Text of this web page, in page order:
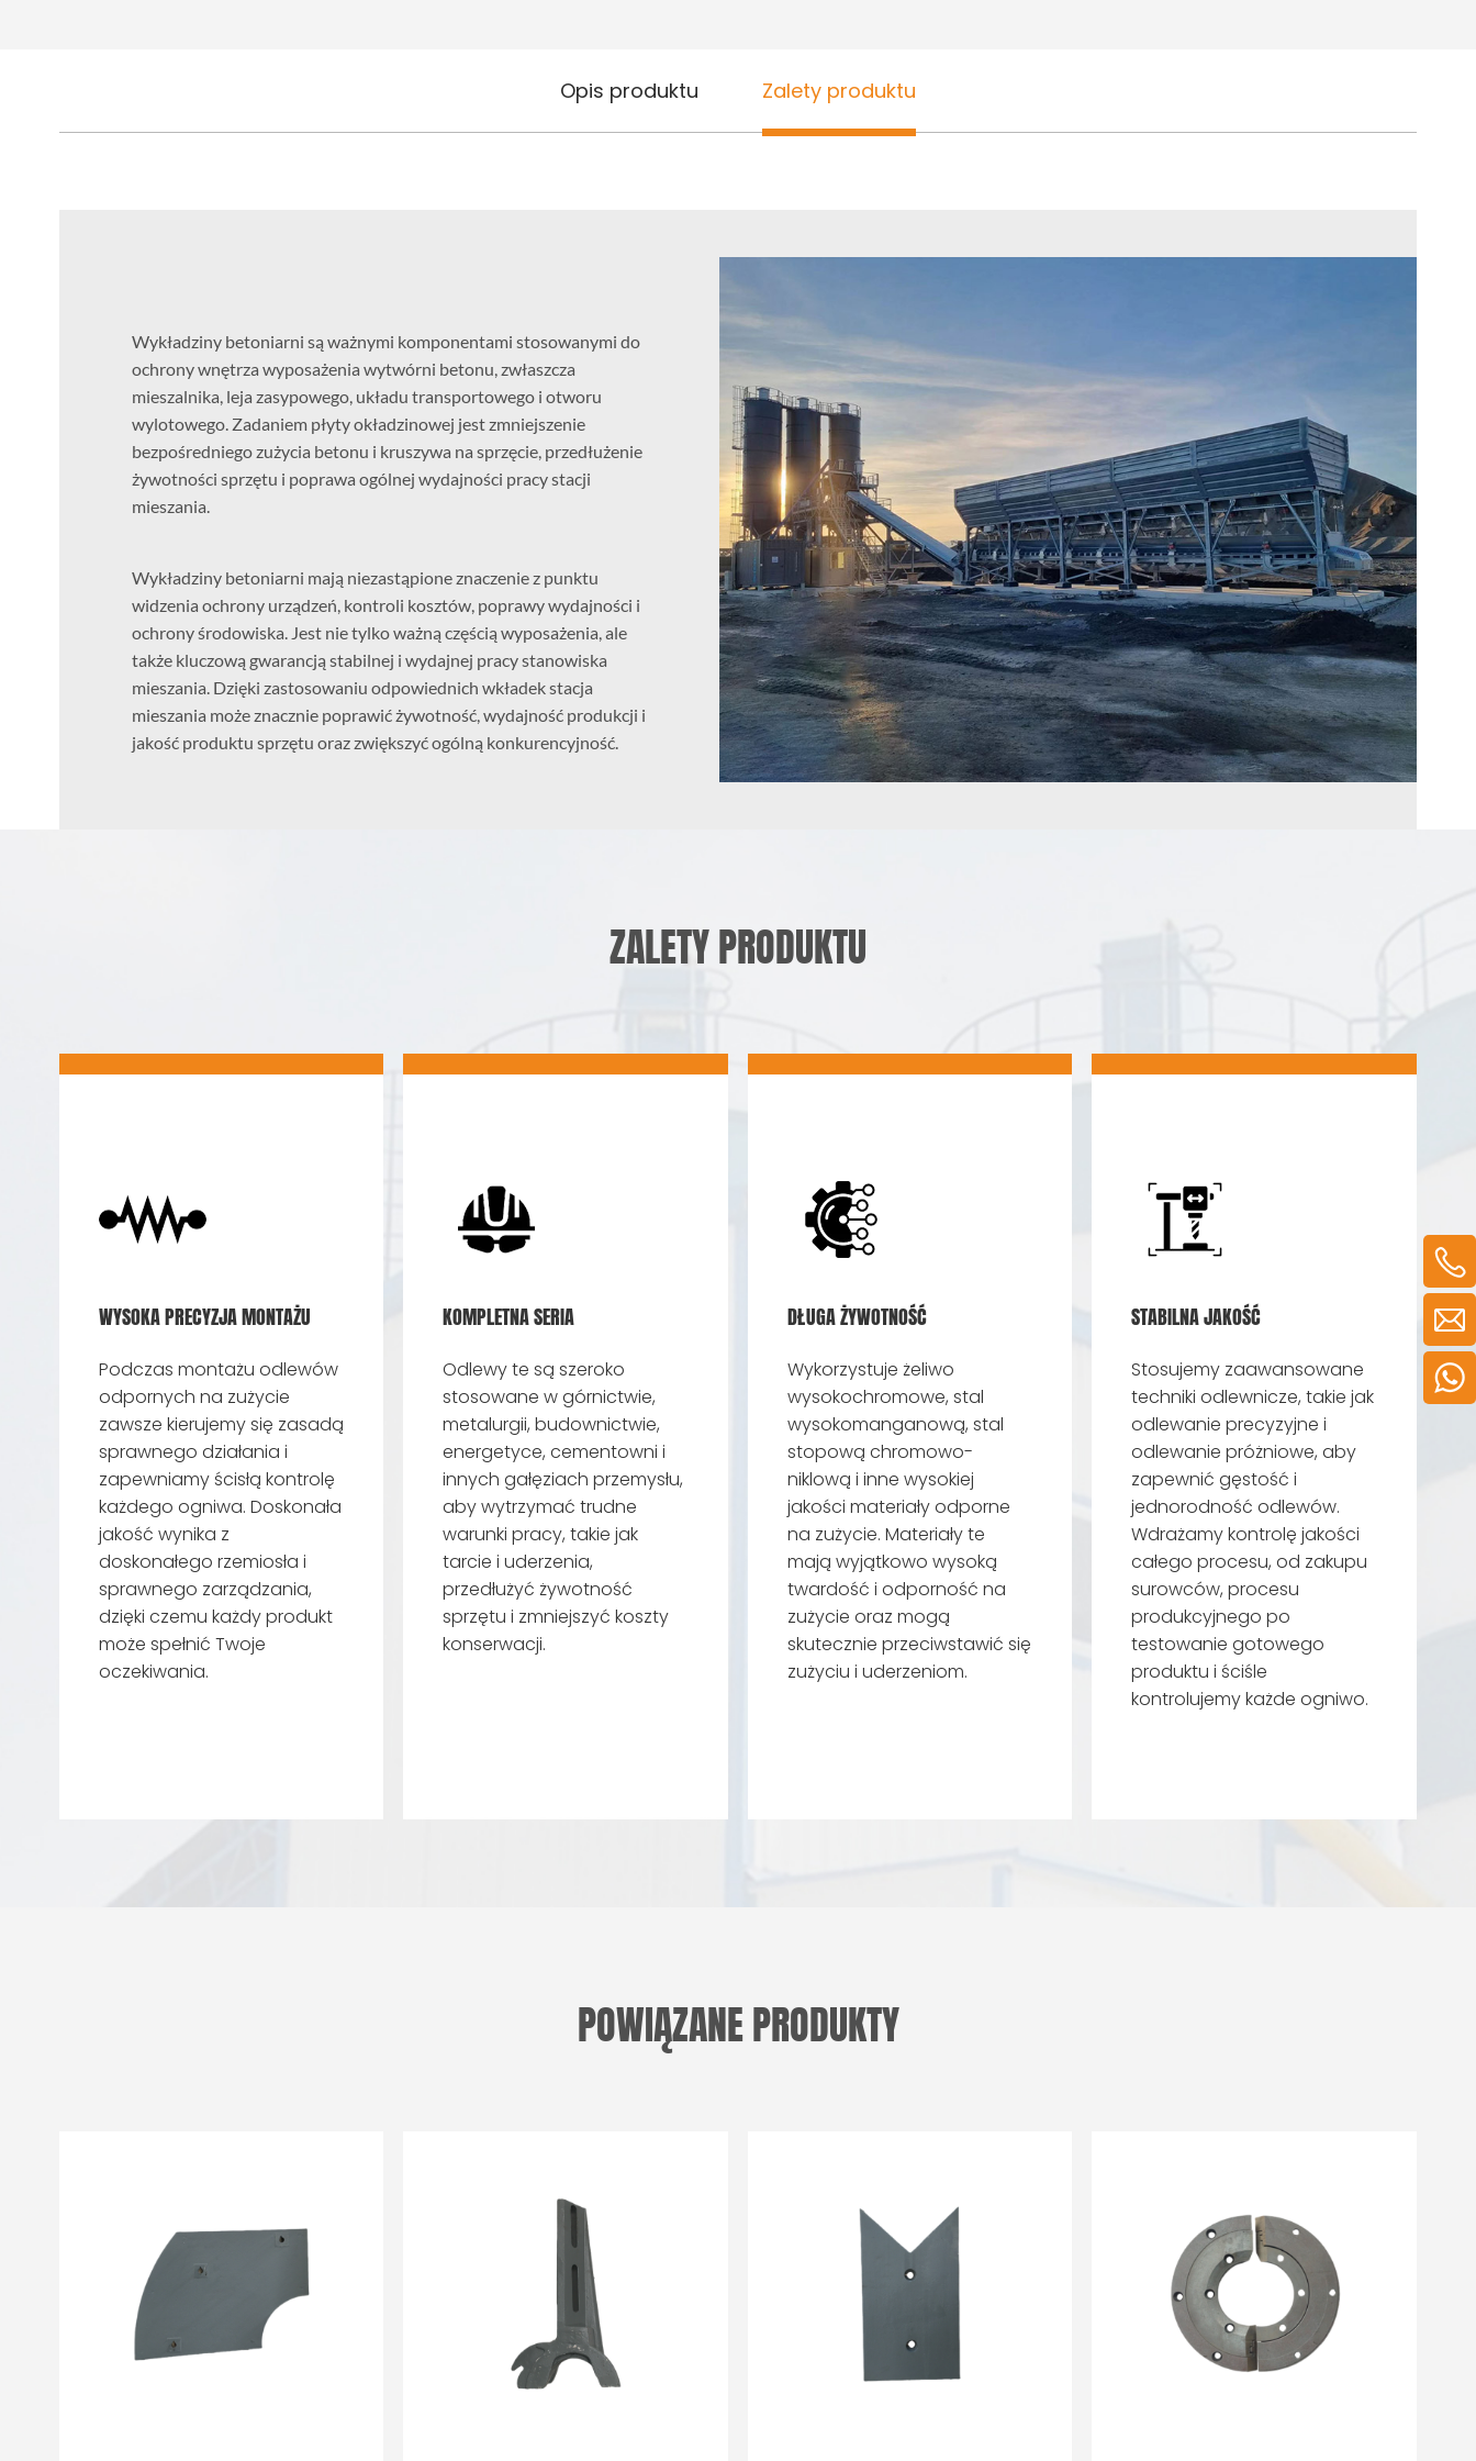
Opis produktu Zalety produktu
Wykładziny betoniarni są ważnymi komponentami stosowanymi do
ochrony wnętrza wyposażenia wytwórni betonu, zwłaszcza
mieszalnika, leja zasypowego, układu transportowego i otworu
wylotowego. Zadaniem płyty okładzinowej jest zmniejszenie
bezpośredniego zużycia betonu i kruszywa na sprzęcie, przedłużenie
żywotności sprzętu i poprawa ogólnej wydajności pracy stacji
mieszania.
Wykładziny betoniarni mają niezastąpione znaczenie z punktu
widzenia ochrony urządzeń, kontroli kosztów, poprawy wydajności i
ochrony środowiska. Jest nie tylko ważną częścią wyposażenia, ale
także kluczową gwarancją stabilnej i wydajnej pracy stanowiska
mieszania. Dzięki zastosowaniu odpowiednich wkładek stacja
mieszania może znacznie poprawić żywotność, wydajność produkcji i
jakość produktu sprzętu oraz zwiększyć ogólną konkurencyjność.
ZALETY PRODUKTU
WYSOKA PRECYZJA MONTAŻU
Podczas montażu odlewów
odpornych na zużycie
zawsze kierujemy się zasadą
sprawnego działania i
zapewniamy ścisłą kontrolę
każdego ogniwa. Doskonała
jakość wynika z
doskonałego rzemiosła i
sprawnego zarządzania,
dzięki czemu każdy produkt
może spełnić Twoje
oczekiwania.
KOMPLETNA SERIA
Odlewy te są szeroko
stosowane w górnictwie,
metalurgii, budownictwie,
energetyce, cementowni i
innych gałęziach przemysłu,
aby wytrzymać trudne
warunki pracy, takie jak
tarcie i uderzenia,
przedłużyć żywotność
sprzętu i zmniejszyć koszty
konserwacji.
DŁUGA ŻYWOTNOŚĆ
Wykorzystuje żeliwo
wysokochromowe, stal
wysokomanganową, stal
stopową chromowo-
niklową i inne wysokiej
jakości materiały odporne
na zużycie. Materiały te
mają wyjątkowo wysoką
twardość i odporność na
zużycie oraz mogą
skutecznie przeciwstawić się
zużyciu i uderzeniom.
STABILNA JAKOŚĆ
Stosujemy zaawansowane
techniki odlewnicze, takie jak
odlewanie precyzyjne i
odlewanie próżniowe, aby
zapewnić gęstość i
jednorodność odlewów.
Wdrażamy kontrolę jakości
całego procesu, od zakupu
surowców, procesu
produkcyjnego po
testowanie gotowego
produktu i ściśle
kontrolujemy każde ogniwo.
POWIĄZANE PRODUKTY